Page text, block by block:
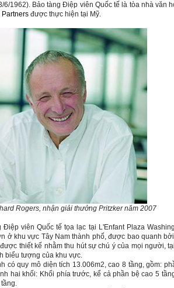
6/1962). Bảo tàng Điệp viên Quốc tế là tòa nhà văn
Partnersđược thực hiện tại Mỹ.
Rogers, nhận giải thưởng Pritzker năm 2007
Điệp viên Quốc tế tọa lạc tại L'Enfant Plaza
ở khu vực Tây Nam thành phố, được bao quanh
thiết kế nhằm thu hút sự chú ý của mọi người,
biểu tượng của khu vực.
có quy mô diện tích 13.006m2, cao 8 tầng, gồm:
hai khối: Khối phía trước, kể cả phần bệ cao 5